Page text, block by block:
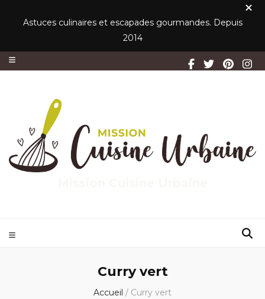
Astuces culinaires et escapades gourmandes. Depuis
2014
Curry vert
Accueil / Curry vert